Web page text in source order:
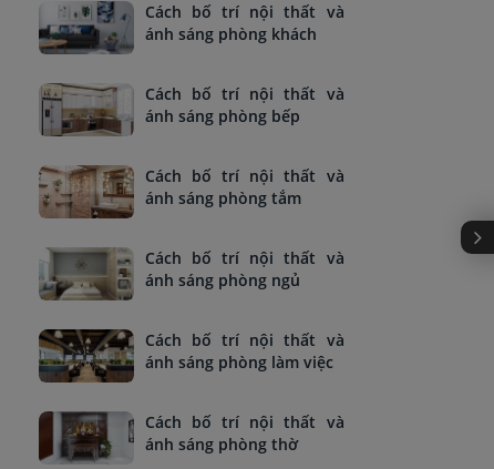
Cách bố trí nội thất và
ánh sáng phòng khách
Cách bố trí nội thất và
ánh sáng phòng bếp
Cách bố trí nội thất và
ánh sáng phòng tắm
Cách bố trí nội thất và
ánh sáng phòng ngủ
Cách bố trí nội thất và
ánh sáng phòng làm việc
Cách bố trí nội thất và
ánh sáng phòng thờ